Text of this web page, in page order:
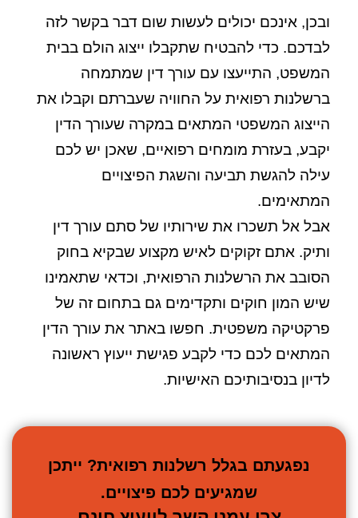
ובכן, אינכם יכולים לעשות שום דבר בקשר לזה
לבדכם. כדי להבטיח שתקבלו ייצוג הולם בבית
המשפט, התייעצו עם עורך דין שמתמחה
ברשלנות רפואית על החוויה שעברתם וקבלו את
הייצוג המשפטי המתאים במקרה שעורך הדין
יקבע, בעזרת מומחים רפואיים, שאכן יש לכם
עילה להגשת תביעה והשגת הפיצויים
המתאימים.
אבל אל תשכרו את שירותיו של סתם עורך דין
ותיק. אתם זקוקים לאיש מקצוע שבקיא בחוק
הסובב את הרשלנות הרפואית, וכדאי שתאמינו
שיש המון חוקים ותקדימים גם בתחום זה של
פרקטיקה משפטית. חפשו באתר את עורך הדין
המתאים לכם כדי לקבע פגישת ייעוץ ראשונה
לדיון בנסיבותיכם האישיות.
נפגעתם בגלל רשלנות רפואית? ייתכן
שמגיעים לכם פיצויים.